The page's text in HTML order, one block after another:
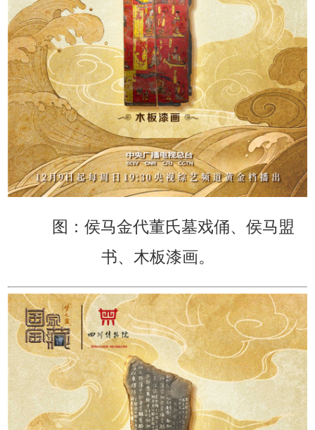
图：侯马金代董氏墓戏俑、侯马盟
书、木板漆画。